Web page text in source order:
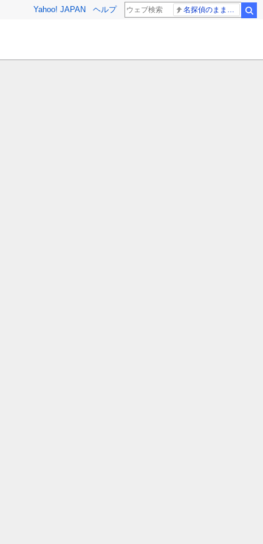
Yahoo! JAPAN ヘルプ